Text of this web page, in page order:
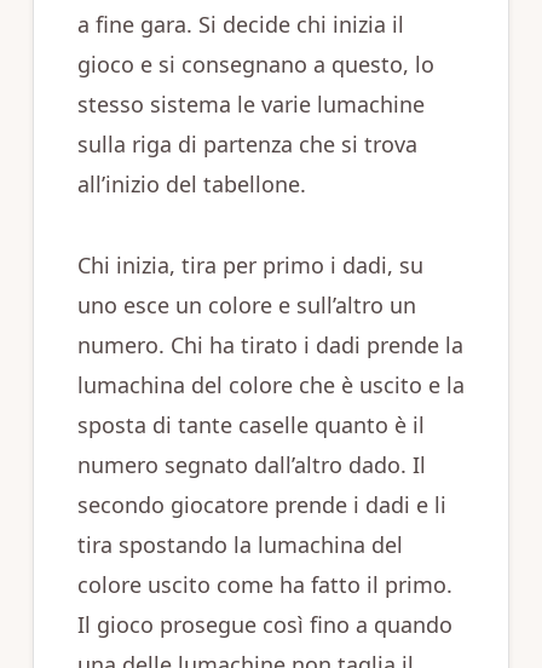
a fine gara. Si decide chi inizia il
gioco e si consegnano a questo, lo
stesso sistema le varie lumachine
sulla riga di partenza che si trova
all’inizio del tabellone.
Chi inizia, tira per primo i dadi, su
uno esce un colore e sull’altro un
numero. Chi ha tirato i dadi prende la
lumachina del colore che è uscito e la
sposta di tante caselle quanto è il
numero segnato dall’altro dado. Il
secondo giocatore prende i dadi e li
tira spostando la lumachina del
colore uscito come ha fatto il primo.
Il gioco prosegue così fino a quando